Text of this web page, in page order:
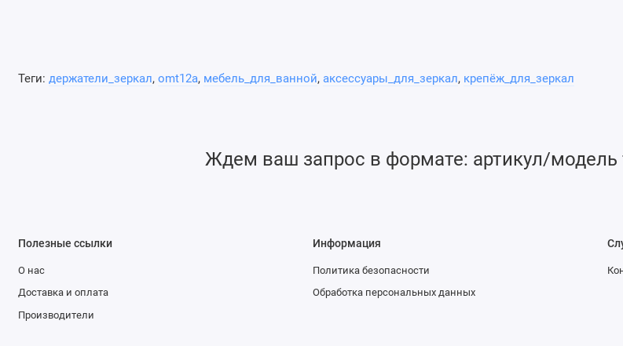
Теги: держатели_зеркал, omt12a, мебель_для_ванной, аксессуары_для_зеркал, крепёж_для_зеркал
Ждем ваш запрос в формате: артикул/модель
Полезные ссылки
О нас
Доставка и оплата
Производители
Информация
Политика безопасности
Обработка персональных данных